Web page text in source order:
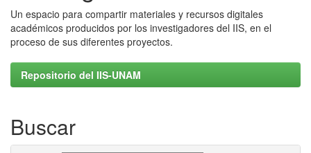
Un espacio para compartir materiales y recursos digitales
académicos producidos por los investigadores del IIS, en el
proceso de sus diferentes proyectos.
Repositorio del IIS-UNAM
Buscar